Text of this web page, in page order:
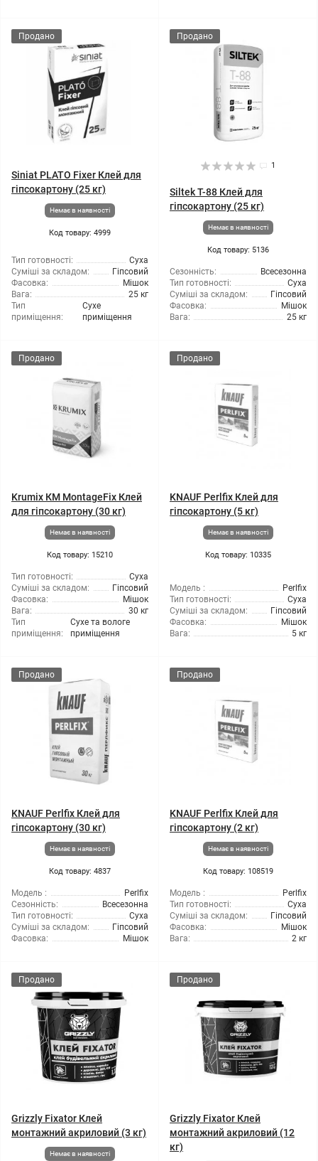
Продано
Siniat PLATO Fixer Клей для
гіпсокартону (25 кг)
Немає в наявності
Код товару: 4999
Тип готовності:
Суха
Суміші за складом:
Гіпсовий
Фасовка:
Мішок
Вага:
25 кг
Тип
приміщення:
Сухе
приміщення
Продано
1
Siltek T-88 Клей для
гіпсокартону (25 кг)
Немає в наявності
Код товару: 5136
Сезонність:
Всесезонна
Тип готовності:
Суха
Суміші за складом:
Гіпсовий
Фасовка:
Мішок
Вага:
25 кг
Продано
Krumix КМ MontageFix Клей
для гіпсокартону (30 кг)
Немає в наявності
Код товару: 15210
Тип готовності:
Суха
Суміші за складом:
Гіпсовий
Фасовка:
Мішок
Вага:
30 кг
Тип
приміщення:
Сухе та вологе
приміщення
Продано
KNAUF Perlfix Клей для
гіпсокартону (5 кг)
Немає в наявності
Код товару: 10335
Модель :
Perlfix
Тип готовності:
Суха
Суміші за складом:
Гіпсовий
Фасовка:
Мішок
Вага:
5 кг
Продано
KNAUF Perlfix Клей для
гіпсокартону (30 кг)
Немає в наявності
Код товару: 4837
Модель :
Perlfix
Сезонність:
Всесезонна
Тип готовності:
Суха
Суміші за складом:
Гіпсовий
Фасовка:
Мішок
Продано
KNAUF Perlfix Клей для
гіпсокартону (2 кг)
Немає в наявності
Код товару: 108519
Модель :
Perlfix
Тип готовності:
Суха
Суміші за складом:
Гіпсовий
Фасовка:
Мішок
Вага:
2 кг
Продано
Grizzly Fixator Клей
монтажний акриловий (3 кг)
Немає в наявності
Продано
Grizzly Fixator Клей
монтажний акриловий (12
кг)